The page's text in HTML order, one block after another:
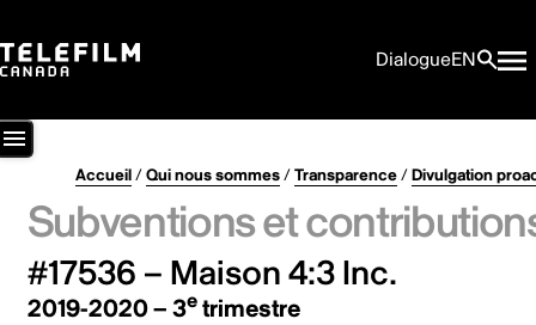
DialogueEN
Accueil/Qui nous sommes/Transparence/Divulgation
Subventions et
#17536 – Maison 4:3 Inc.
2019-2020 – 3etrimestre